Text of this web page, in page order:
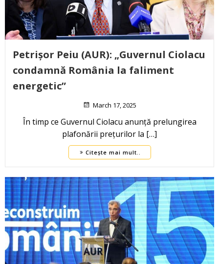
Petrișor Peiu (AUR): „Guvernul Ciolacu
condamnă România la faliment
energetic”
March 17, 2025
În timp ce Guvernul Ciolacu anunță prelungirea
plafonării prețurilor la […]
Citește mai mult..